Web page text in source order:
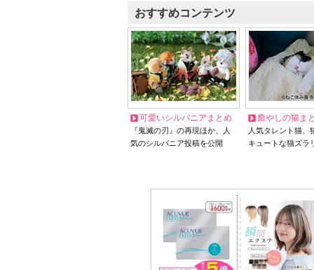
おすすめコンテンツ
可愛いシルバニアまとめ
『鬼滅の刃』の再現ほか、人
気のシルバニア投稿を公開
癒やしの猫ま
人気タレント猫
キュートな猫ズラ